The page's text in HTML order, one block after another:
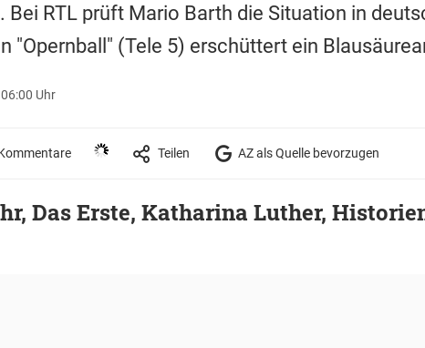
Bei RTL prüft Mario Barth die Situation in
"Opernball" (Tele 5) erschüttert ein
Uhr
Teilen AZ als Quelle bevorzugen
Das Erste, Katharina Luther,